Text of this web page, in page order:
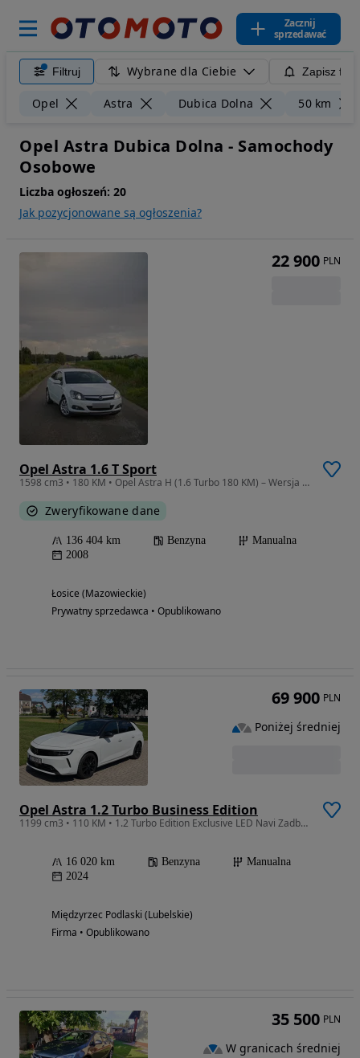
Zacznij
sprzedawać
Filtruj Wybrane dla Ciebie Zapisz
Opel Astra Dubica Dolna 50 km
Opel Astra Dubica Dolna - Samochody
Osobowe
Liczba ogłoszeń: 20
Jak pozycjonowane są ogłoszenia?
Opel Astra 1.6 T Sport
1598 cm3 • 180 KM • Opel Astra H (1.6 Turbo 180 KM) – Wersja SPORT / OPC Line | Prywatnie
Zweryfikowane dane
136 404 km Benzyna
Manualna
2008
Łosice (Mazowieckie)
Prywatny sprzedawca • Opublikowano
22 900 PLN
Opel Astra 1.2 Turbo Business Edition
1199 cm3 • 110 KM • 1.2 Turbo Edition Exclusive LED Navi Zadbana POLECAM ! 1-właściciel !
16 020 km Benzyna
Manualna
2024
Międzyrzec Podlaski (Lubelskie)
Firma • Opublikowano
69 900 PLN
Poniżej średniej
35 500 PLN
W granicach średniej